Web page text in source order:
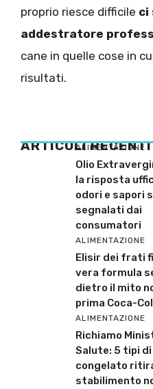
proprio riesce difficile ci
addestratore
cane in quelle cose in
risultati.
ARTICOLI RECENTI
ALIMENTAZIONE
Olio
la risposta
odori e sapori
segnalati dai
consumatori
ALIMENTAZIONE
Elisir dei frati
vera formula
dietro il mito
prima Coca-
ALIMENTAZIONE
Richiamo
Salute: 5 tipi
congelato
stabilimento